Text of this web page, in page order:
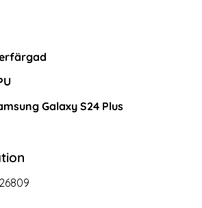
Med Tryck Glass
5G -
för denna produkt
Galaxy S24 Plus